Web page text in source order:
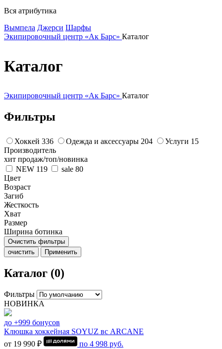
Вся атрибутика
Вымпела Джерси Шарфы
Экипировочный центр «Ак Барс» Каталог
Каталог
Экипировочный центр «Ак Барс» Каталог
Фильтры
Хоккей 336 Одежда и аксессуары 204 Услуги 15
Производитель
хит продаж/топ/новинка
NEW 119 sale 80
Цвет
Возраст
Загиб
Жесткость
Хват
Размер
Ширина ботинка
Очистить фильтры
очистить
Применить
Каталог (0)
Фильтры
НОВИНКА
до +999 бонусов
Клюшка хоккейная SOYUZ вс ARCANE
от 19 990 ₽
по 4 998 руб.